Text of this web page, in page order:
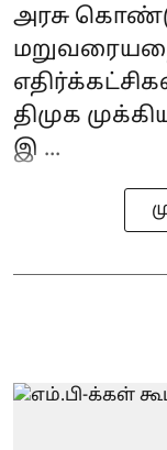
அரசு
திமுக
இ ...